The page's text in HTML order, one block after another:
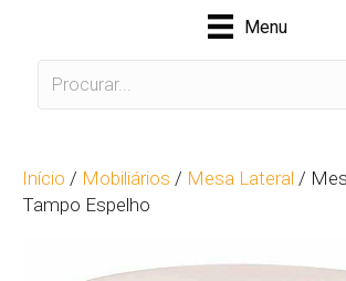
Menu
Início / Mobiliários / Mesa Lateral /
Tampo Espelho